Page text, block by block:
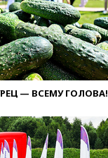
— ВСЕМУ ГОЛОВА!